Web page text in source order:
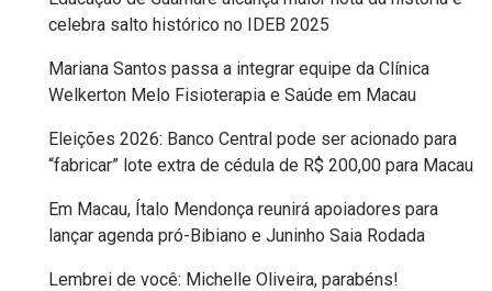
ELEIÇÕES
EMANCIPAÇÃO
DE
EMANCIPAÇÃO
celebra salto histórico no IDEB 2025
Mariana Santos passa a integrar equipe da Clínica
Welkerton Melo Fisioterapia e Saúde em Macau
Eleições 2026: Banco Central pode ser acionado para
“fabricar” lote extra de cédula de R$ 200,00 para Macau
Em Macau, Ítalo Mendonça reunirá apoiadores para
lançar agenda pró-Bibiano e Juninho Saia Rodada
Lembrei de você: Michelle Oliveira, parabéns!